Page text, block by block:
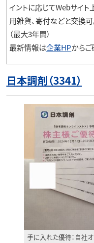
イントに応じてWebサイト
用雑貨、寄付などと交換
（最大3年間）
最新情報は企業HPからご
日本調剤（3341）
手に入れた優待：自社